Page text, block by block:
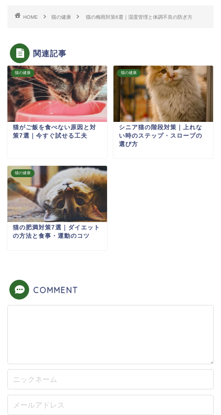
HOME 猫の健康 猫の梅雨対策6選｜湿度管理と体調不良の防ぎ方
関連記事
猫の健康
猫がご飯を食べない原因と対
策7選｜今すぐ試せる工夫
猫の健康
シニア猫の階段対策｜上れな
い時のステップ・スロープの
選び方
猫の健康
猫の肥満対策7選｜ダイエット
の方法と食事・運動のコツ
COMMENT